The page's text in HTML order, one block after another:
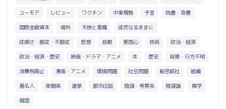
ユーモア レビュー ワクチン 中東情勢 予言 偽書・奇書
国際金融資本 場所 天使と悪魔 徒然なるままに
従順さ・服従・不服従 思想 悲劇 愛国心 技術 政治・経済
政治・経済・歴史 映画・ドラマ・アニメ 本 歴史 殺害・行方不明
消費税廃止 漫画・アニメ 環境問題 社会問題 秘密結社 組織
著名人 車関係 選挙 都市伝説 陰謀・考察系 陰謀論 雑学
韓国